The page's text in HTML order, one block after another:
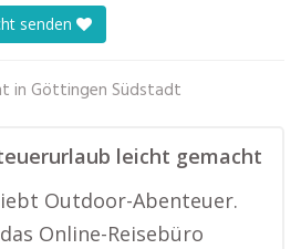
senden
in Göttingen Südstadt
leicht gemacht
Outdoor-Abenteuer.
Online-Reisebüro